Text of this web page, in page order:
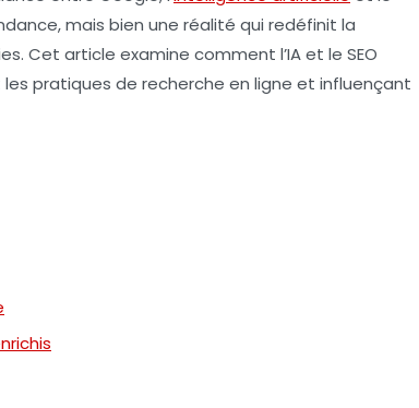
mais bien une réalité qui redéfinit la
Cet article examine comment l’IAet le SEO
pratiques de recherche en ligne et influençant